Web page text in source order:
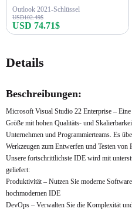
Outlook 2021-Schlüssel
USD102.49$
USD 74.71$
Details
Beschreibungen:
Microsoft Visual Studio 22 Enterprise –
Größe mit hohen Qualitäts- und
Unternehmen und Programmierteams. Es
Werkzeugen zum Entwerfen und Testen von
Unsere fortschrittlichste IDE wird mit
geliefert:
Produktivität – Nutzen Sie moderne
hochmodernen IDE
DevOps – Verwalten Sie die Komplexität